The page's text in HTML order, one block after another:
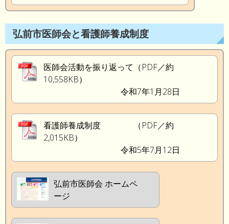
弘前市医師会と看護師養成制度
医師会活動を振り返って（PDF／約
10,558KB）
令和7年1月28日
看護師養成制度 （PDF／約
2,015KB）
令和5年7月12日
弘前市医師会 ホームペ
ージ